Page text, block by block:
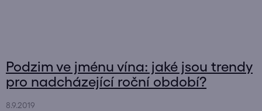
Podzim ve jménu vína: jaké jsou trendy
pro nadcházející roční období?
8.9.2019